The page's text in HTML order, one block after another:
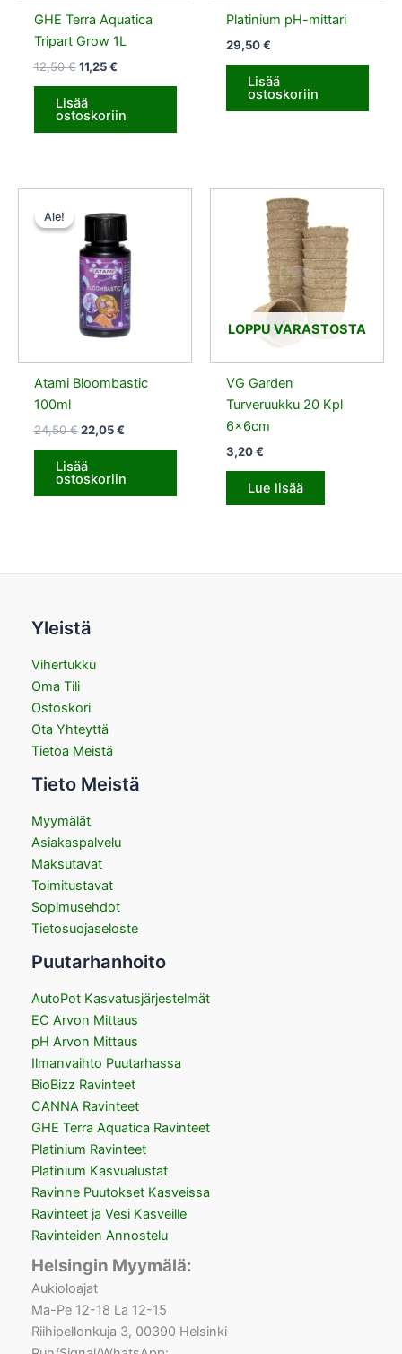
GHE Terra Aquatica
Tripart Grow 1L
12,50€ 11,25€
Lisää
ostoskoriin
Platinium pH-mittari
29,50€
Lisää
ostoskoriin
Ale!
Ale!
Atami Bloombastic
100ml
24,50€
Alkuperäinen
hinta
oli:
24,50 €.
22,05€
Nykyinen
on:
22,05 €.
Lisää
ostoskoriin
LOPPU VARASTOSTA
VG Garden
Turveruukku 20 Kpl
6x6cm
3,20€
Lue lisää
Yleistä
Vihertukku
Oma Tili
Ostoskori
Ota Yhteyttä
Tietoa Meistä
Tieto Meistä
Myymälät
Asiakaspalvelu
Maksutavat
Toimitustavat
Sopimusehdot
Tietosuojaseloste
Puutarhanhoito
AutoPot Kasvatusjärjestelmät
EC Arvon Mittaus
pH Arvon Mittaus
Ilmanvaihto Puutarhassa
BioBizz Ravinteet
CANNA Ravinteet
GHE Terra Aquatica Ravinteet
Platinium Ravinteet
Platinium Kasvualustat
Ravinne Puutokset Kasveissa
Ravinteet ja Vesi Kasveille
Ravinteiden Annostelu
Helsingin Myymälä:
Aukioloajat
Ma-Pe 12-18 La 12-15
Riihipellonkuja 3, 00390 Helsinki